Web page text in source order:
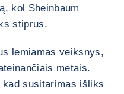
kol Sheinbaum
stiprus.
lemiamas veiksnys,
metais.
kad susitarimas išliks